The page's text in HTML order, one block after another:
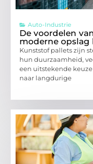
Auto-Industrie
De voordelen
moderne opslag
Kunststof pallets zijn
hun duurzaamheid,
een uitstekende
naar langdurige